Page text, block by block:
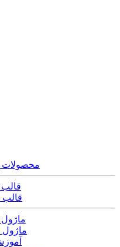
محصولات
قالب
ماژول